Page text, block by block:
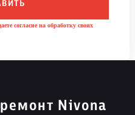
согласие на обработку своих
Nivona